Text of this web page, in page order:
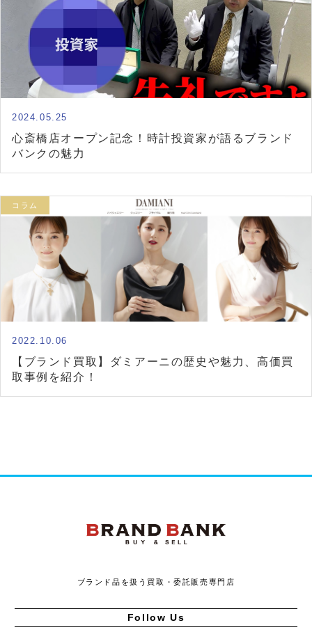
2024.05.25
心斎橋店オープン記念！時計投資家が語るブランド
バンクの魅力
コラム
2022.10.06
【ブランド買取】ダミアーニの歴史や魅力、高価買
取事例を紹介！
ブランド品を扱う買取・委託販売専門店
Follow Us